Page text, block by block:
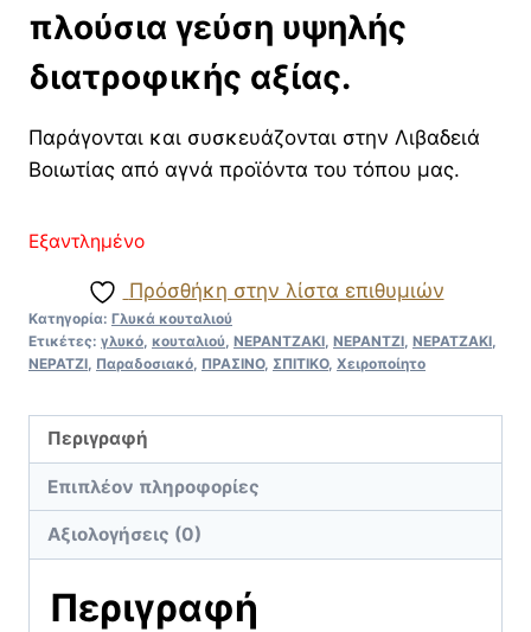
πλούσια γεύση υψηλής
διατροφικής αξίας.
Παράγονται και συσκευάζονται στην Λιβαδειά
Βοιωτίας από αγνά προϊόντα του τόπου μας.
Εξαντλημένο
Πρόσθήκη στην λίστα επιθυμιών
Κατηγορία: Γλυκά κουταλιού
Ετικέτες: γλυκό κουταλιού ΝΕΡΑΝΤΖΑΚΙ ΝΕΡΑΝΤΖΙ ΝΕΡΑΤΖΑΚΙ
ΝΕΡΑΤΖΙ Παραδοσιακό ΠΡΑΣΙΝΟ, ΣΠΙΤΙΚΟ, Χειροποίητο
Περιγραφή
Επιπλέον πληροφορίες
Αξιολογήσεις (0)
Περιγραφή